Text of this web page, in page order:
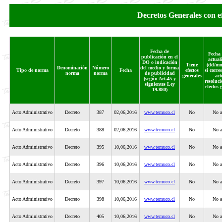
Decretos Generales con
Tipo de norma
Denominación
norma
Número
norma
Fecha
Fecha de
publicación en el
DO o indicación
del medio y forma
de publicidad
(según Art.45 y
siguientes Ley
19.880)
Tiene
efectos
generales
(dd/
si
efectos
Acto Administrativo Decreto 387 02,06,2016 www.temuco.cl No No
Acto Administrativo Decreto 388 02,06,2016 www.temuco.cl No No
Acto Administrativo Decreto 395 10,06,2016 www.temuco.cl No No
Acto Administrativo Decreto 396 10,06,2016 www.temuco.cl No No
Acto Administrativo Decreto 397 10,06,2016 www.temuco.cl No No
Acto Administrativo Decreto 398 10,06,2016 www.temuco.cl No No
Acto Administrativo Decreto 405 10,06,2016 www.temuco.cl No No